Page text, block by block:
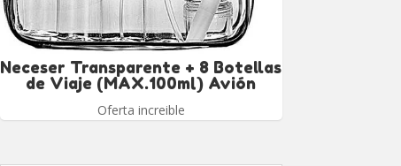
Neceser Transparente + 8 Botellas
de Viaje (MAX.100ml) Avión
Oferta increible